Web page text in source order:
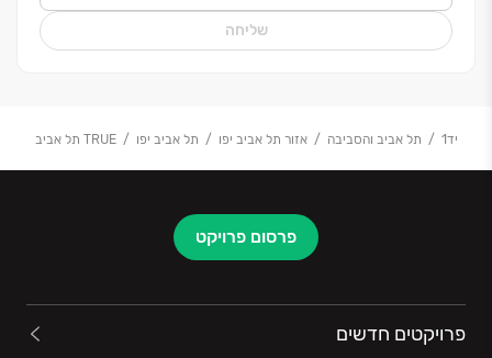
*אני מאשר/ת כי קראתי את מדיניות הפרטיות (להוסיף
מוקלטות לצרכי תיעוד, בקרה ושיפור השירות. ידוע לי כי
אני מאשרת קבלת פניות שיווקיות מקבוצת מתדהר ו/או מי
מטעמה, אף אם אני רשומ/ה במאגר "אל תתקשרו אלי" של
שליחה
יד1 תל אביב והסביבה אזור תל אביב יפו תל אביב יפו TRUE תל אביב
פרסום פרויקט
פרויקטים חדשים